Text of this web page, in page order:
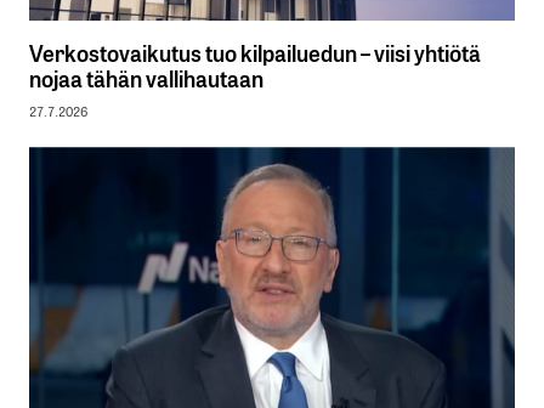
Verkostovaikutus tuo kilpailuedun – viisi yhtiötä
nojaa tähän vallihautaan
27.7.2026